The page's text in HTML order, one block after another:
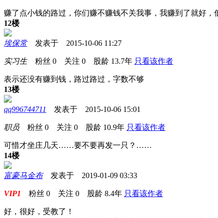
赚了点小钱的路过，你们赚不赚钱不关我事，我赚到了就好，
12楼
埃保常发表于 2015-10-06 11:27
实习生粉丝 0 关注 0 股龄 13.7年 只看该作者
表示还没有赚到钱，路过路过，字数不够
13楼
qq996744711 发表于 2015-10-06 15:01
职员 粉丝 0 关注 0 股龄 10.9年 只看该作者
可惜才坐庄几天……要不要再发一只？……
14楼
富豪马金布发表于 2019-01-09 03:33
VIP1 粉丝 0 关注 0 股龄 8.4年 只看该作者
好，很好，受教了！